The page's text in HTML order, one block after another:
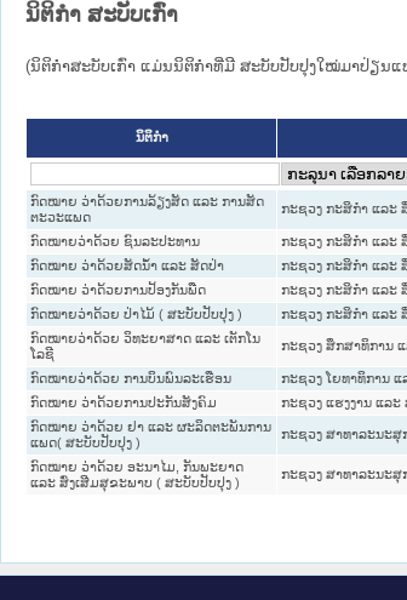
ນິຕິກໍາ ສະບັບເກົ່າ
(ນິຕິກໍາສະບັບເກົ່າ ແມ່ນນິຕິກໍາທີ່ມີ ສະບັບປັບປຸງໃໝ່ມາປ່ຽນ
ນິຕິກໍາ
ກົດ​ໝາຍ ວ່າ​ດ້ວຍ​ການ​ລ້ຽງ​ສັດ ແລະ ການ​ສັດ​
ຕະ​ວະ​ແພດ
ກະຊວງ ກະສິກຳ ແລະ
ກົດໝາຍວ່າດ້ວຍ ຊົນລະປະທານ ກະຊວງ ກະສິກຳ ແລະ
ກົດໝາຍ ວ່າດ້ວຍສັດນ້ຳ ແລະ ສັດປ່າ ກະຊວງ ກະສິກຳ ແລະ
ກົດ​ໝາຍ ວ່າ​ດ້ວຍ​ການ​ປ້ອງ​ກັນ​ພືດ ກະຊວງ ກະສິກຳ ແລະ
ກົດໝາຍວ່າດ້ວຍ ປ່າໄມ້ ( ສະບັບປັບປຸງ ) ກະຊວງ ກະສິກຳ ແລະ
ກົດໝາຍວ່າດ້ວຍ ວິທະຍາສາດ ແລະ ເຕັກໂນ
ໂລຊີ
ກະຊວງ ສຶກສາທິການ
ກົດໝາຍວ່າດ້ວຍ ການບິນພົນລະເຮືອນ ກະຊວງ ໂຍທາທິການ ແ
ກົດໝາຍ ວ່າດ້ວຍການປະກັນສັງຄົມ ກະຊວງ ແຮງງານ ແລ
ກົດໝາຍ ວ່າດ້ວຍ ຢາ ແລະ ຜະລິດຕະພັນການ
ແພດ( ສະບັບປັບປຸງ )
ກະຊວງ ສາທາລະນະສຸ
ກົດໝາຍ ວ່າດ້ວຍ ອະນາໄມ, ກັນພະຍາດ
ແລະ ສົ່ງເສີມສຸຂະພາບ ( ສະບັບປັບປຸງ )
ກະຊວງ ສາທາລະນະສຸ